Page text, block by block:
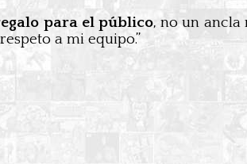
para el público, no un ancla
a mi equipo.”